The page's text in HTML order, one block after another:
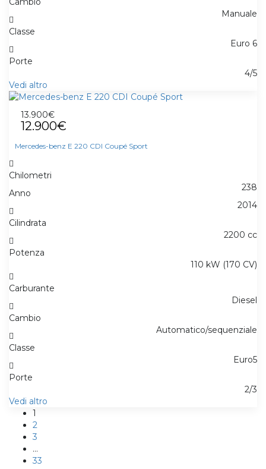
Manuale
Classe
Euro 6
Porte
4/5
Vedi altro
13.900€
12.900€
Mercedes-benz E 220 CDI Coupé Sport
Chilometri
238
Anno
2014
Cilindrata
2200 cc
Potenza
110 kW (170 CV)
Carburante
Diesel
Cambio
Automatico/sequenziale
Classe
Euro5
Porte
2/3
Vedi altro
1
2
3
…
33